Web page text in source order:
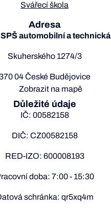
Svářecí škola
Adresa
automobilní a technická
Skuherského 1274/3
04 České Budějovice
Zobrazit na mapě
Důležité údaje
IČ: 00582158
DIČ: CZ00582158
RED-IZO: 600008193
doba: 7:00 - 15:30
schránka: qr5xq4m